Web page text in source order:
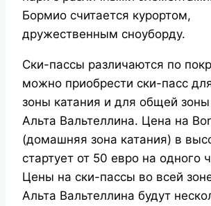
Бормио считается курортом,
дружественным сноуборду.
Ски-пассы различаются по
можно приобрести ски-пасс
зоны катания и для общей зоны
Альта Вальтеллина. Цена на
(домашняя зона катания) в
стартует от 50 евро на одного
Цены на ски-пассы во всей
Альта Вальтеллина будут